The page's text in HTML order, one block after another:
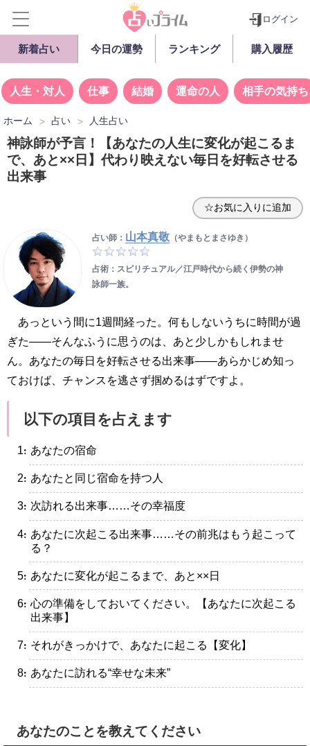
ログイン
新着占い 今日の運勢 ランキング 購入履歴
人生・対人 仕事 結婚 運命の人 相手の気持ち
ホーム 占い 人生占い
神詠師が予言！【あなたの人生に変化が起こるま
で、あと××日】代わり映えない毎日を好転させる
出来事
☆お気に入りに追加
占い師： 山本真敬（やまもとまさゆき）
占術：スピリチュアル／江戸時代から続く伊勢の神
詠師一族。
あっという間に1週間経った。何もしないうちに時間が過
ぎた――そんなふうに思うのは、あと少しかもしれませ
ん。あなたの毎日を好転させる出来事――あらかじめ知っ
ておけば、チャンスを逃さず掴めるはずですよ。
以下の項目を占えます
・あなたの宿命
・あなたと同じ宿命を持つ人
・次訪れる出来事……その幸福度
・あなたに次起こる出来事……その前兆はもう起こって
る？
・あなたに変化が起こるまで、あと××日
・心の準備をしておいてください。【あなたに次起こる
出来事】
・それがきっかけで、あなたに起こる【変化】
・あなたに訪れる“幸せな未来”
あなたのことを教えてください